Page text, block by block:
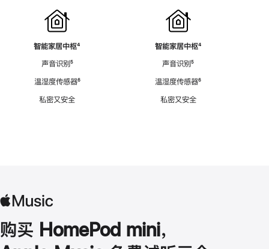
智能家居中枢脚
⁴
声音识别脚
⁵
温湿度传感器脚
⁶
私密又安全
智能家居中枢脚
⁴
声音识别脚
⁵
温湿度传感器脚
⁶
私密又安全
购买 HomePod mini，